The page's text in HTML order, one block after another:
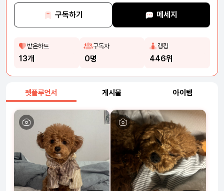
구독하기 메세지
받은하트
13개
구독자
0명
랭킹
446위
펫플루언서 게시물 아이템